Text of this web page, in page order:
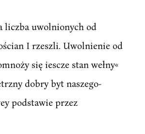
liczba uwolnionych od
I rzeszli. Uwolnienie od
się iescze stan wełny«
dobry byt naszego-
podstawie przez